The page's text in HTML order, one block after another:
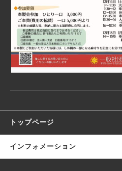
トップページ
インフォメーション